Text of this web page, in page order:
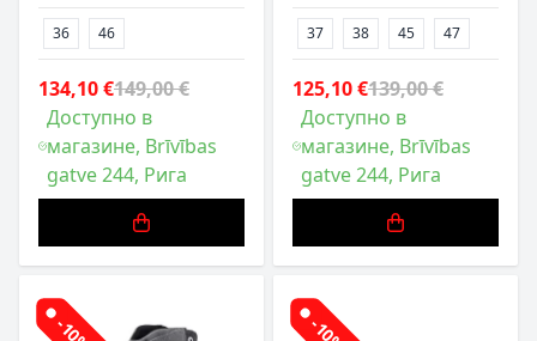
36 46
134,10 €149,00 €
Доступно в
магазине, Brīvības
gatve 244, Рига
37 38 45 47
125,10 €139,00 €
Доступно в
магазине, Brīvības
gatve 244, Рига